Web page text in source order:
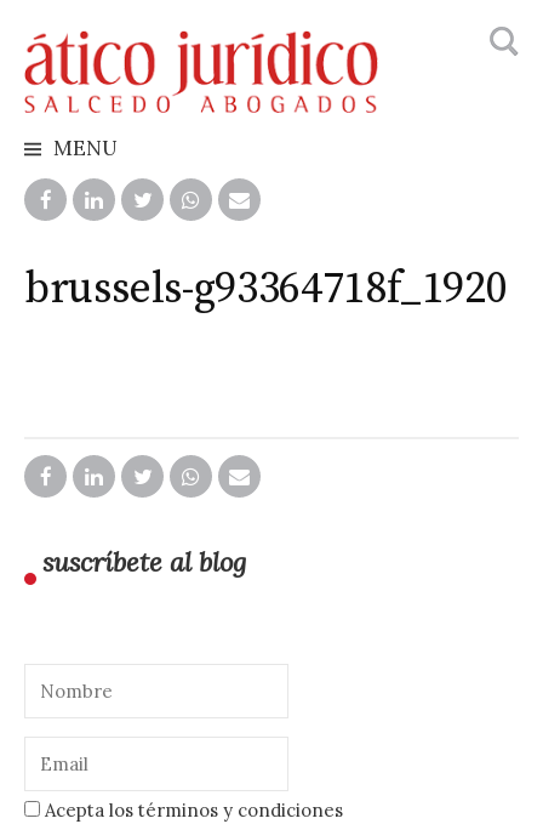
to
content
MENU
brussels-g93364718f_1920
suscríbete al blog
Acepta los términos y condiciones